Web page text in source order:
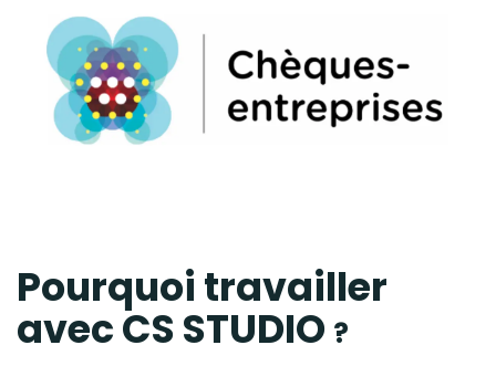
Pourquoi travailler
avecCS STUDIO ?